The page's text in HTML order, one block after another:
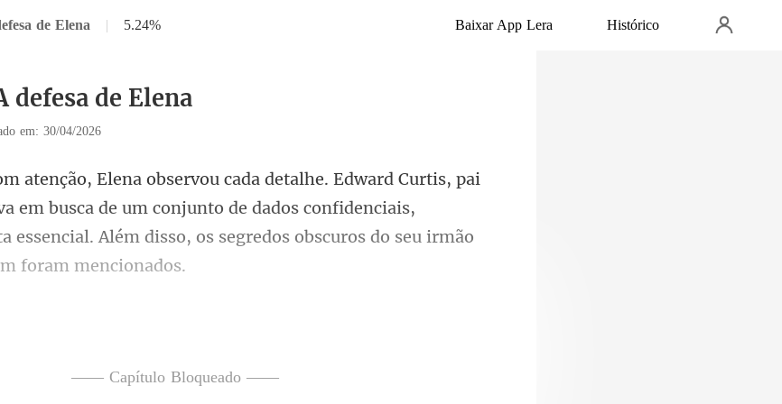
de Elena | 5.24% Baixar App Lera Histórico
defesa de Elena
em: 30/04/2026
em busca de um conjunto de dados confidenciais,
essenci
—— Capítulo Bloqueado ——